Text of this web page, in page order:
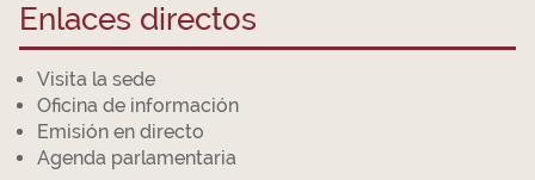
Enlaces directos
Visita la sede
Oficina de información
Emisión en directo
Agenda parlamentaria